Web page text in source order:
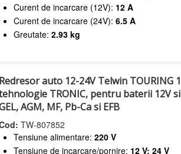
Curent de incarcare (12V): 12 A
Curent de incarcare (24V):6.5 A
Greutate:2.93 kg
auto 12-24V Telwin TOURING
TRONIC, pentru baterii 12V
AGM, MF, Pb-Ca si EFB
TW-807852
Tensiune alimentare:220 V
Tensiune de incarcare/pornire: 12 V; 24 V